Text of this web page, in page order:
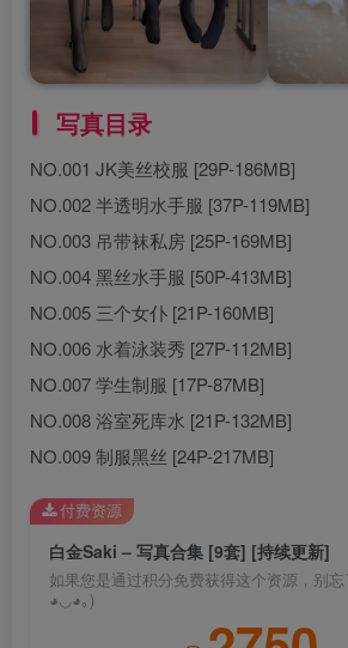
写真目录
NO.001 JK美丝校服 [29P-186MB]
NO.002 半透明水手服 [37P-119MB]
NO.003 吊带袜私房 [25P-169MB]
NO.004 黑丝水手服 [50P-413MB]
NO.005 三个女仆 [21P-160MB]
NO.006 水着泳装秀 [27P-112MB]
NO.007 学生制服 [17P-87MB]
NO.008 浴室死库水 [21P-132MB]
NO.009 制服黑丝 [24P-217MB]
白金Saki – 写真合集 [9套] [持续更新]
如果您是通过积分免费获得这个资源，别
◕◡◕｡)
付费资源